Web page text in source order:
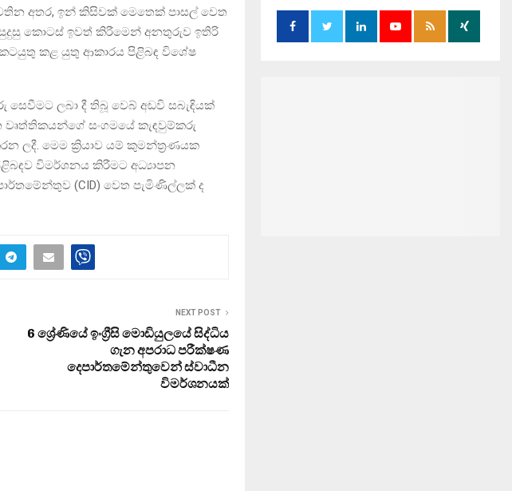
අතර, ඉන් කිසිවක් මෙතෙක් පාසල් වෙත
කොටස් ඉවත් කිරීමෙන් අනතුරුව ඉතිරි
කළ යුතු ආකාරය පිළිබඳ විශේෂ
ලබා දී තිබූ වෙබ් අඩවි සබැඳියක්
වෘත්තිකයන්ගේ සංගමයේ කැඳවුම්කරු
ලදී. මෙම ක්‍රියාව යම් කුමන්ත්‍රණයක
විමර්ශනය කිරීමට අධ්‍යාපන
(CID) වෙත පැමිණිල්ලක් ද
NEXT POST
6 ශ්‍රේණියේ ඉංග්‍රීසි මොඩියුලයේ සිද්ධිය
ගැන අපරාධ පරීක්ෂණ
දෙපාර්තමේන්තුවෙන් ස්වාධීන
විමර්ශනයක්